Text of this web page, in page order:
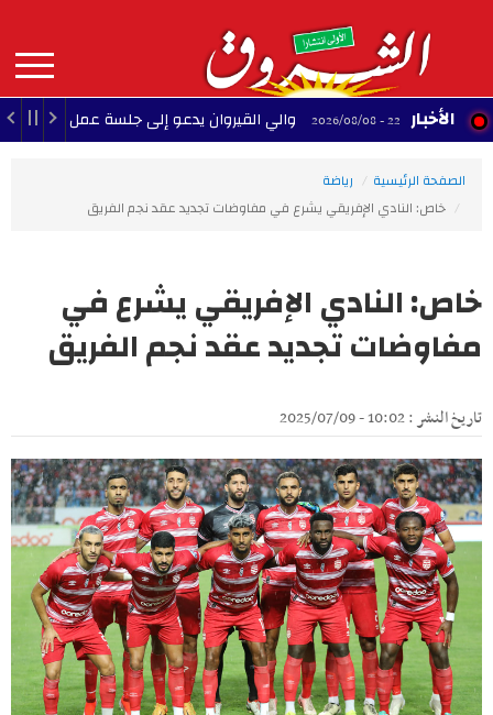
contenu
principal
MAIN
NAVIGATION الأخبار22:35 - 2026/08/08 والي القيروان يدعو إلى جلسة عمل لإنقاذ الشبيبة
الصفحة الرئيسية
رياضة
خاص: النادي الإفريقي يشرع في مفاوضات تجديد عقد نجم الفريق
خاص: النادي الإفريقي يشرع في
مفاوضات تجديد عقد نجم الفريق
تاريخ النشر : 10:02 - 2025/07/09